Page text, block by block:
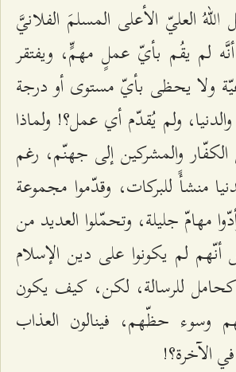
العليّ الأعلى المسلمَ الفلانيَّ
لم يقُم بأيّ عملٍ مهمٍّ، ويفتقر
ولا يحظى بأيّ مستوى أو درجة
ولم يُقدّم أي عمل؟! ولماذا
والمشركين إلى جهنّم، رغم
منشأً للبركات، وقدّموا مجموعة
مهامّ جليلة، وتحمّلوا العديد من
لم يكونوا على دين الإسلام
كحامل للرسالة، لكن، كيف يكون
وسوء حظّهم، فينالون العذاب
الآخرة؟!